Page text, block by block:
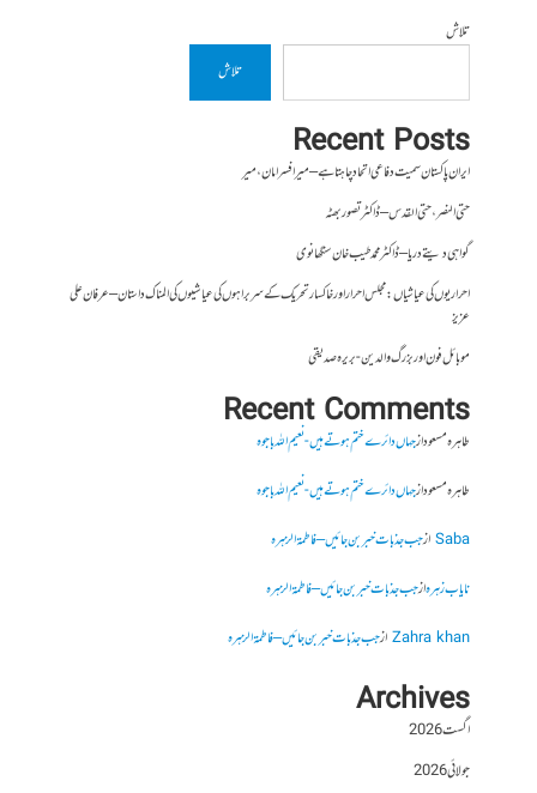
تلاش
تلاش
Recent Posts
ایران پاکستان سمیت دفاعی اتحاد چاہتا ہے – میر افسر امان،میر
حتی النصر ، حتی القدس – ڈاکٹر تصور بھٹہ
گواہی دیتے دریا – ڈاکٹر محمد طیب خان سنگھانوی
احراریوں کی عیاشیاں : مجلس احرار اور خاکسار تحریک کے سربراہوں کی عیاشیوں کی المناک داستان – عرفان علی
عزیز
موبائل فون اور بزرگ والدین- بریرہ صدیقی
Recent Comments
طاہرہ مسعودازجہاں دائرے ختم ہوتے ہیں- نعیم اللہ باجوہ
طاہرہ مسعودازجہاں دائرے ختم ہوتے ہیں- نعیم اللہ باجوہ
Sabaازجب جذبات خبر بن جائیں – فاطمۃالزہرہ
نایاب زہرہازجب جذبات خبر بن جائیں – فاطمۃالزہرہ
Zahra khanازجب جذبات خبر بن جائیں – فاطمۃالزہرہ
Archives
اگست 2026
جولائی 2026